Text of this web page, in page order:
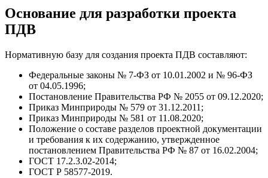
Основание для разработки проекта
ПДВ
Нормативную базу для создания проекта ПДВ составляют:
Федеральные законы № 7-ФЗ от 10.01.2002 и № 96-ФЗ
от 04.05.1996;
Постановление Правительства РФ № 2055 от 09.12.2020;
Приказ Минприроды № 579 от 31.12.2011;
Приказ Минприроды № 581 от 11.08.2020;
Положение о составе разделов проектной документации
и требования к их содержанию, утвержденное
постановлением Правительства РФ № 87 от 16.02.2004;
ГОСТ 17.2.3.02-2014;
ГОСТ Р 58577-2019.